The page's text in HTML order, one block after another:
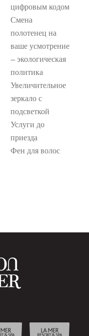
цифровым кодом
Смена
полотенец на
ваше усмотрение
– экологическая
политика
Увеличительное
зеркало с
подсветкой
Услуги до
приезда
Фен для волос